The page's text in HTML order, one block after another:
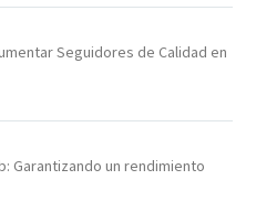
Seguidores de Calidad en
Garantizando un rendimiento